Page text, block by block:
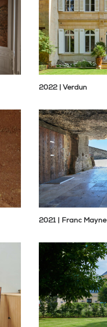
2022 | Verdun
2021 | Franc Mayne